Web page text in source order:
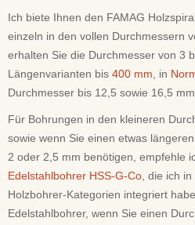
Ich biete Ihnen den FAMAG
einzeln in den vollen Durchmessern
erhalten Sie die Durchmesser von 3
Längenvarianten bis 400 mm , in
Durchmesser bis 12,5 sowie 16,5
Für Bohrungen in den kleineren
sowie wenn Sie einen etwas
2 oder 2,5 mm benötigen, empfehle
Edelstahlbohrer HSS-G-Co , die ich
Holzbohrer-Kategorien integriert
Edelstahlbohrer, wenn Sie einen